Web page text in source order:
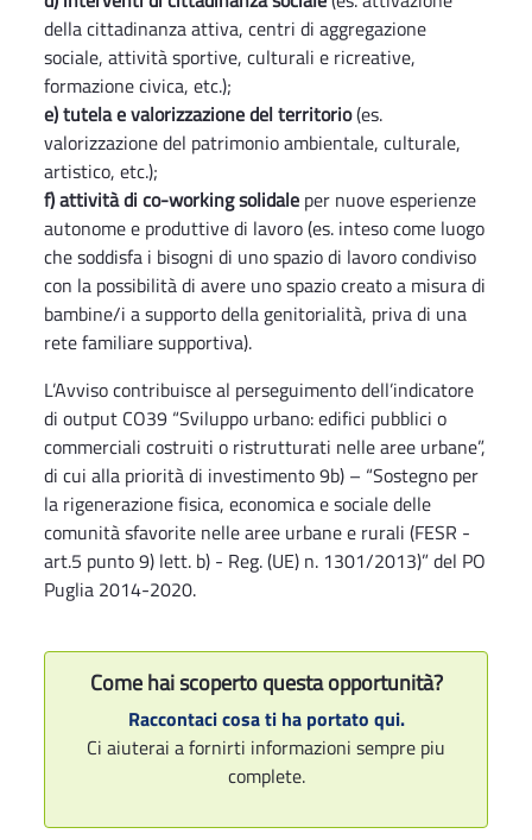
della cittadinanza attiva, centri di aggregazione
sociale, attività sportive, culturali e ricreative,
formazione civica, etc.);
e) tutela e valorizzazione del territorio(es.
valorizzazione del patrimonio ambientale, culturale,
artistico, etc.);
f) attività di co-working solidale per nuove esperienze
autonome e produttive di lavoro (es. inteso come luogo
che soddisfa i bisogni di uno spazio di lavoro condiviso
con la possibilità di avere uno spazio creato a misura di
bambine/i a supporto della genitorialità, priva di una
rete familiare supportiva).
L’Avviso contribuisce al perseguimento dell’indicatore
di output CO39 “Sviluppo urbano: edifici pubblici o
commerciali costruiti o ristrutturati nelle aree urbane”,
di cui alla priorità di investimento 9b) – “Sostegno per
la rigenerazione fisica, economica e sociale delle
comunità sfavorite nelle aree urbane e rurali (FESR -
art.5 punto 9) lett. b) - Reg. (UE) n. 1301/2013)” del PO
Puglia 2014-2020.
Come hai scoperto questa opportunità?
Raccontaci cosa ti ha portato qui.
Ci aiuterai a fornirti informazioni sempre piu
complete.